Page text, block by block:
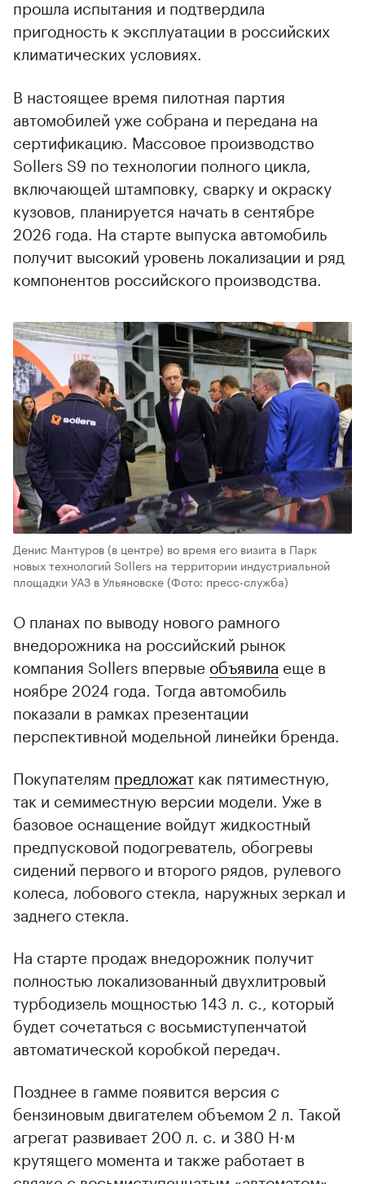
прошла испытания и подтвердила
пригодность к эксплуатации в российских
климатических условиях.
00:00 / 00:00
В настоящее время пилотная партия
автомобилей уже собрана и передана на
сертификацию. Массовое производство
Sollers S9 по технологии полного цикла,
включающей штамповку, сварку и окраску
кузовов, планируется начать в сентябре
2026 года. На старте выпуска автомобиль
получит высокий уровень локализации и ряд
компонентов российского производства.
Денис Мантуров (в центре) во время его визита в Парк
новых технологий Sollers на территории индустриальной
площадки УАЗ в Ульяновске(Фото: пресс-служба)
О планах по выводу нового рамного
внедорожника на российский рынок
компания Sollers впервые объявила еще в
ноябре 2024 года. Тогда автомобиль
показали в рамках презентации
перспективной модельной линейки бренда.
Покупателям предложат как пятиместную,
так и семиместную версии модели. Уже в
базовое оснащение войдут жидкостный
предпусковой подогреватель, обогревы
сидений первого и второго рядов, рулевого
колеса, лобового стекла, наружных зеркал и
заднего стекла.
На старте продаж внедорожник получит
полностью локализованный двухлитровый
турбодизель мощностью 143 л. с., который
будет сочетаться с восьмиступенчатой
автоматической коробкой передач.
Позднее в гамме появится версия с
бензиновым двигателем объемом 2 л. Такой
агрегат развивает 200 л. с. и 380 Н·м
крутящего момента и также работает в